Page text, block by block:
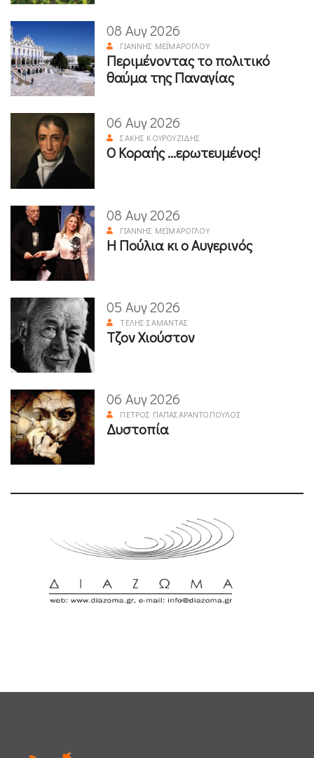
08 Αυγ 2026
ΓΙΆΝΝΗΣ ΜΕΪΜΆΡΟΓΛΟΥ
Περιμένοντας το πολιτικό
θαύμα της Παναγίας
06 Αυγ 2026
ΣΆΚΗΣ ΚΟΥΡΟΥΖΊΔΗΣ
Ο Κοραής ...ερωτευμένος!
08 Αυγ 2026
ΓΙΆΝΝΗΣ ΜΕΪΜΆΡΟΓΛΟΥ
Η Πούλια κι ο Αυγερινός
05 Αυγ 2026
ΤΈΛΗΣ ΣΑΜΑΝΤΆΣ
Τζον Χιούστον
06 Αυγ 2026
ΠΈΤΡΟΣ ΠΑΠΑΣΑΡΑΝΤΌΠΟΥΛΟΣ
Δυστοπία